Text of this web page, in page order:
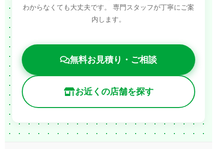
わからなくても大丈夫です。
専門スタッフが丁寧にご案
内します。
無料お見積り・ご相談
お近くの店舗を探す